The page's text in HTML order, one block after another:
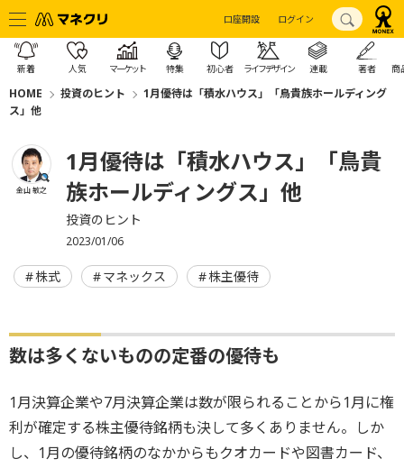
口座開設 ログイン
新着 人気 マーケット 特集 初心者 ライフデザイン 連載 著者 商
HOME 投資のヒント
1月優待は「積水ハウス」「鳥貴族ホールディング
ス」他
金山 敏之
1月優待は「積水ハウス」「鳥貴
族ホールディングス」他
投資のヒント
2023/01/06
株式 マネックス 株主優待
数は多くないものの定番の優待も
1月決算企業や7月決算企業は数が限られることから1月に権
利が確定する株主優待銘柄も決して多くありません。しか
し、1月の優待銘柄のなかからもクオカードや図書カード、